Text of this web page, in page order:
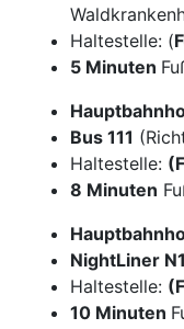
Haltestelle: (
5 Minuten
Bus 111
Haltestelle:
8 Minuten
NightLiner
Haltestelle:
10 Minuten